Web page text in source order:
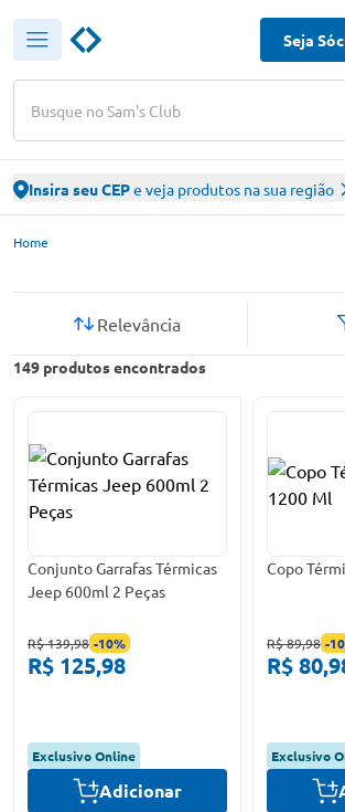
Busque no Sam's Club
Seja
Insira seu CEPe veja produtos na sua região
Sam’s Club – Faça suas compras online
Home
149 produtos encontrados
Relevância
Conjunto Garrafas Térmicas
Jeep 600ml 2 Peças
R$ 139,98 -10%
R$ 125,98
Exclusivo Online
Adicionar
Copo
R$ 89,98 -10
R$
Exclusivo